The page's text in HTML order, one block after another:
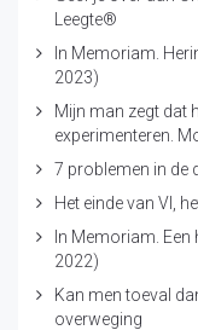
Leegte®
In Memoriam.
2023)
Mijn man zegt dat
experimenteren.
7 problemen in de
Het einde van VI,
In Memoriam.
2022)
Kan men toeval
overweging